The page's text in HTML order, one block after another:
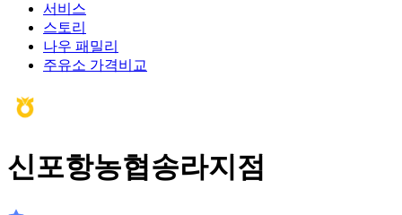
서비스
스토리
나우 패밀리
주유소 가격비교
신포항농협송라지점